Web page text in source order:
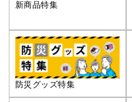
新商品特集
防災グッズ特集